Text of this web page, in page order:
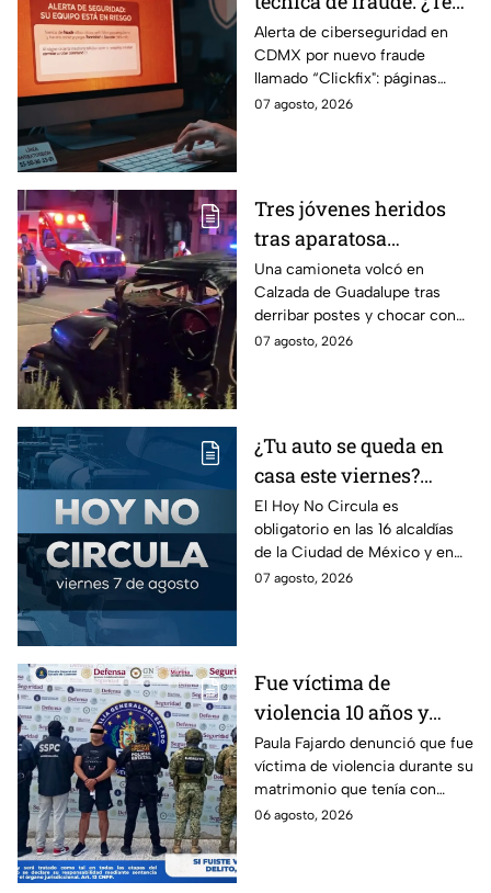
piden copiar códigos
extraños en la PC?
Cuidado, podrías ser
víctima del peligroso
Alerta de ciberseguridad en
CDMX por nuevo fraude
llamado “Clickfix": páginas
falsas que engañan para
07 agosto, 2026
Tres jóvenes heridos
tras aparatosa
volcadura en Tepeyac
Insurgentes y operativo
en la Juárez, mientras
dormía
Una camioneta volcó en
Calzada de Guadalupe tras
derribar postes y chocar con
un árbol, dejando a tres
07 agosto, 2026
¿Tu auto se queda en
casa este viernes?
Revisa el Hoy No
Circula de este 7 de
agosto
El Hoy No Circula es
obligatorio en las 16 alcaldías
de la Ciudad de México y en
los municipios conurbados del
07 agosto, 2026
Fue víctima de
violencia 10 años y
hasta ahora detienen al
presunto agresor: el
caso de Paula Fajardo
Paula Fajardo denunció que fue
víctima de violencia durante su
matrimonio que tenía con
Jorge Francisco “N”, quien fue
06 agosto, 2026